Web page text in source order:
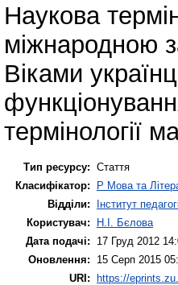
Наукова
міжнародною
Віками
термінології
Тип ресурсу: Стаття
Класифікатор:
P Мова та
Відділи:
Інститут
Користувач:
Н.І. Бєлова
Дата подачі:
17 Груд 2012
Оновлення:
15 Серп 2015
URI: https://